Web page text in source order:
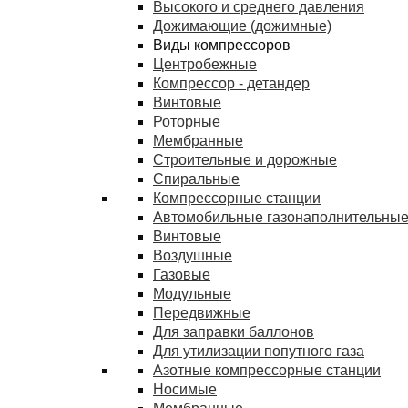
Высокого и среднего давления
Дожимающие (дожимные)
Виды компрессоров
Центробежные
Компрессор - детандер
Винтовые
Роторные
Мембранные
Строительные и дорожные
Спиральные
Компрессорные станции
Автомобильные
Винтовые
Воздушные
Газовые
Модульные
Передвижные
Для заправки баллонов
Для утилизации попутного газа
Азотные компрессорные станции
Носимые